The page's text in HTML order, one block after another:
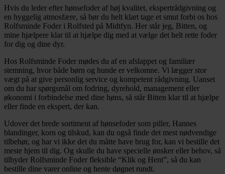
Hvis du leder efter hønsefoder af høj kvalitet, ekspertrådgivning og
en hyggelig atmosfære, så bør du helt klart tage et smut forbi os hos
Rolfsminde Foder i Rolfsted på Midtfyn. Her står jeg, Bitten, og
mine hjælpere klar til at hjælpe dig med at vælge det helt rette foder
for dig og dine dyr.
Hos Rolfsminde Foder mødes du af en afslappet og familiær
stemning, hvor både børn og hunde er velkomne. Vi lægger stor
vægt på at give personlig service og kompetent rådgivning. Uanset
om du har spørgsmål om fodring, dyrehold, management eller
økonomi i forbindelse med dine høns, så står Bitten klar til at hjælpe
eller finde en ekspert, der kan.
Udover det brede sortiment af hønsefoder som piller, Hannes
blandinger, korn og tilskud, kan du også finde det mest nødvendige
tilbehør, og har vi ikke det du måtte have brug for, kan vi bestille det
meste hjem til dig. Og skulle du have specielle ønsker eller behov, så
tilbyder Rolfsminde Foder fleksible “Klik og Hent”, så du kan
bestille dine varer online og hente døgnet rundt.